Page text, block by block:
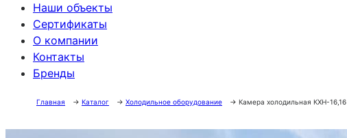
Наши объекты
Сертификаты
О компании
Контакты
Бренды
Главная → Каталог → Холодильное оборудование → Камера холодильная КХН-16,16